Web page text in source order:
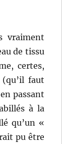
vraiment
de tissu
certes,
faut
passant
à la
qu’un «
pu être